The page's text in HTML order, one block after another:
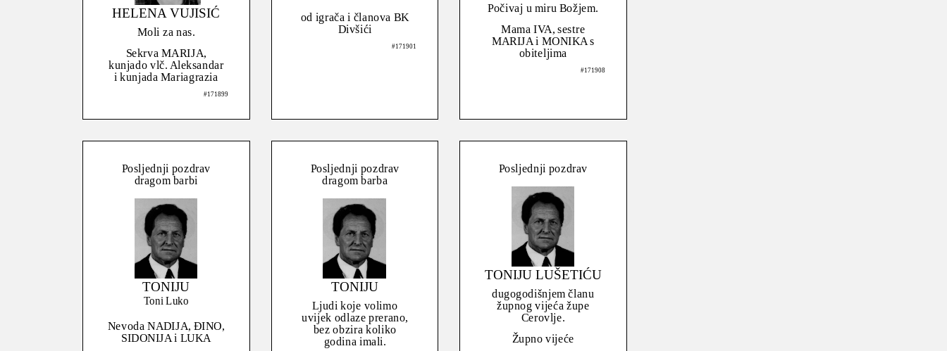
HELENA VUJISIĆ
Moli za nas.
Sekrva MARIJA,
kunjado vlč. Aleksandar
i kunjada Mariagrazia
#171899
od igrača i članova BK
Divšići
#171901
Počivaj u miru Božjem.
Mama IVA, sestre
MARIJA i MONIKA s
obiteljima
#171908
Posljednji pozdrav
dragom barbi
TONIJU
Toni Luko
Nevoda NADIJA, ĐINO,
SIDONIJA i LUKA
Posljednji pozdrav
dragom barba
TONIJU
Ljudi koje volimo
uvijek odlaze prerano,
bez obzira koliko
godina imali.
Posljednji pozdrav
TONIJU LUŠETIĆU
dugogodišnjem članu
župnog vijeća župe
Cerovlje.
Župno vijeće